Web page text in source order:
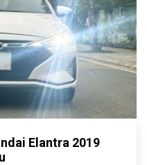
Elantra 2019